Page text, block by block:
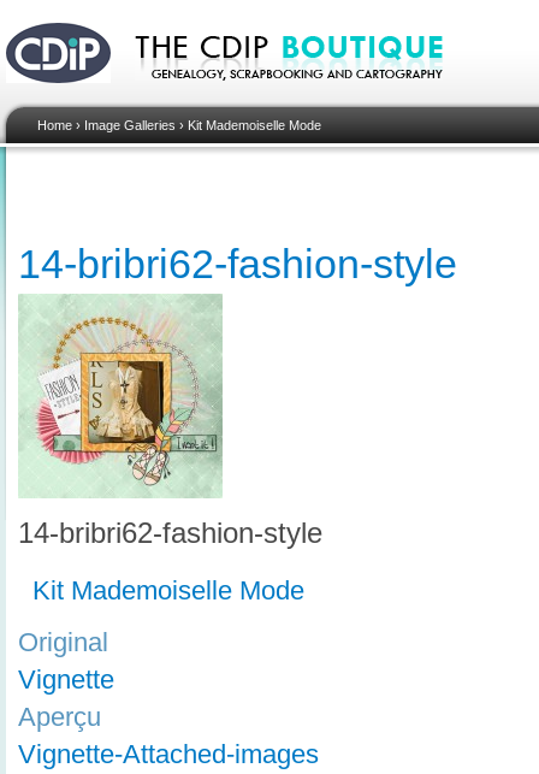
Home › Image Galleries › Kit Mademoiselle Mode
14-bribri62-fashion-style
14-bribri62-fashion-style
Kit Mademoiselle Mode
Original
Vignette
Aperçu
Vignette-Attached-images